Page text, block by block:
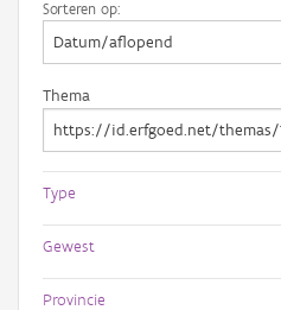
Sorteren op:
Thema
Type
Gewest
Provincie